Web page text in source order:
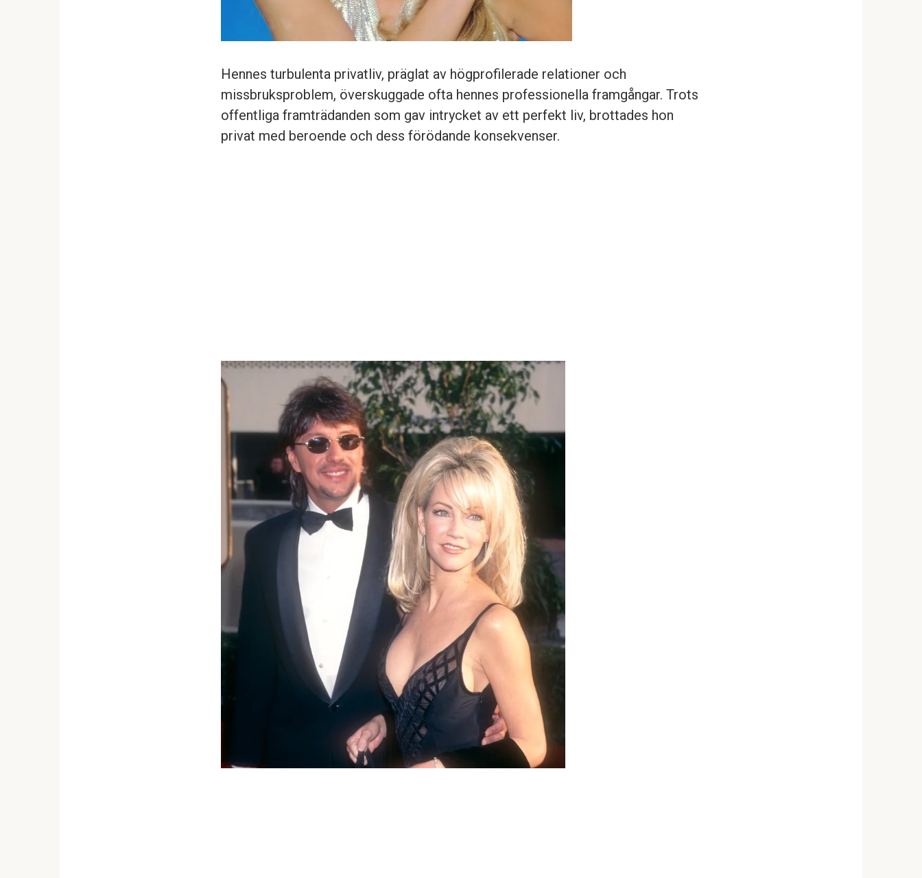
Hennes turbulenta privatliv, präglat av högprofilerade relationer och
missbruksproblem, överskuggade ofta hennes professionella framgångar. Trots
offentliga framträdanden som gav intrycket av ett perfekt liv, brottades hon
privat med beroende och dess förödande konsekvenser.